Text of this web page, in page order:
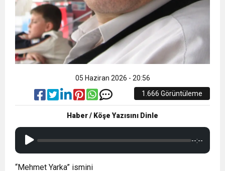
05 Haziran 2026 - 20:56
1.666 Görüntüleme
Haber / Köşe Yazısını Dinle
--:--
“Mehmet Yarka” ismini